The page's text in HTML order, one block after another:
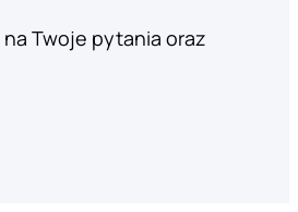
Twoje pytania oraz